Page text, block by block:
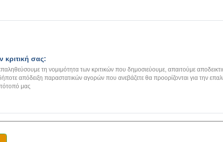
κριτική σας:
τη νομιμότητα των κριτικών που δημοσιεύουμε, απαιτούμε
απόδειξη παραστατικών αγορών που ανεβάζετε θα προορίζονται για την
μας